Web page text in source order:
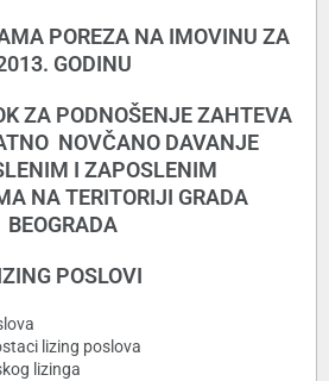
POREZA NA IMOVINU ZA
GODINU
ZA PODNOŠENJE ZAHTEVA
NOVČANO DAVANJE
I ZAPOSLENIM
NA TERITORIJI GRADA
BEOGRADA
POSLOVI
lizing poslova
lizinga